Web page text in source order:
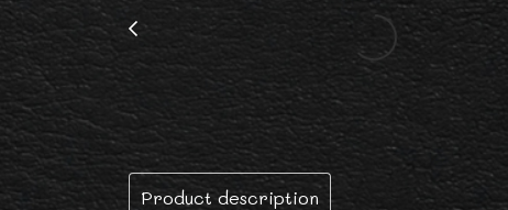
Product description